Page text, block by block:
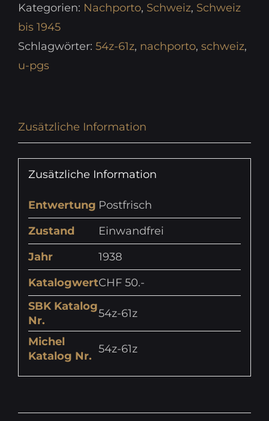
Kategorien: Nachporto, Schweiz, Schweiz
bis 1945
Schlagwörter: 54z-61z, nachporto, schweiz,
u-pgs
Zusätzliche Information
Zusätzliche Information
Entwertung Postfrisch
Zustand
Einwandfrei
Jahr
1938
KatalogwertCHF 50.-
SBK Katalog
Nr.
54z-61z
Michel
Katalog Nr.
54z-61z